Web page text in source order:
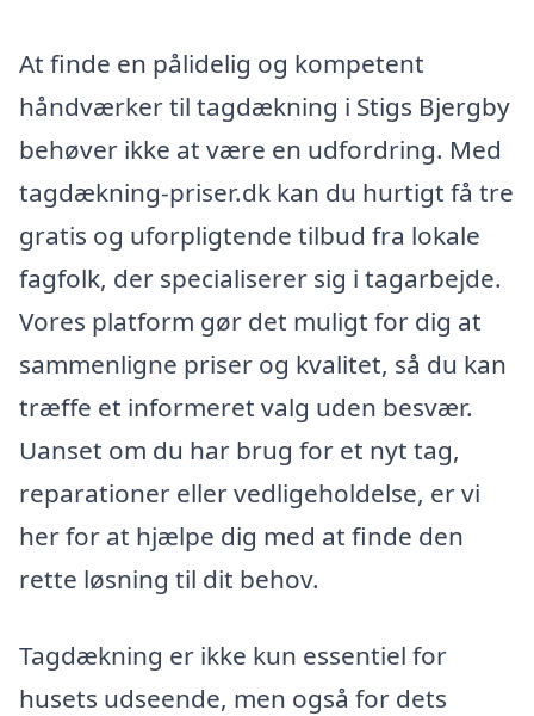
At finde en pålidelig og kompetent
håndværker til tagdækning i Stigs Bjergby
behøver ikke at være en udfordring. Med
tagdækning-priser.dk kan du hurtigt få tre
gratis og uforpligtende tilbud fra lokale
fagfolk, der specialiserer sig i tagarbejde.
Vores platform gør det muligt for dig at
sammenligne priser og kvalitet, så du kan
træffe et informeret valg uden besvær.
Uanset om du har brug for et nyt tag,
reparationer eller vedligeholdelse, er vi
her for at hjælpe dig med at finde den
rette løsning til dit behov.
Tagdækning er ikke kun essentiel for
husets udseende, men også for dets